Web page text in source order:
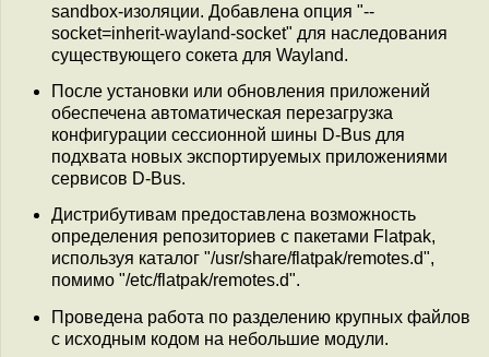
sandbox-изоляции. Добавлена опция "--
socket=inherit-wayland-socket" для наследования
существующего сокета для Wayland.
После установки или обновления приложений
обеспечена автоматическая перезагрузка
конфигурации сессионной шины D-Bus для
подхвата новых экспортируемых приложениями
сервисов D-Bus.
Дистрибутивам предоставлена возможность
определения репозиториев с пакетами Flatpak,
используя каталог "/usr/share/flatpak/remotes.d",
помимо "/etc/flatpak/remotes.d".
Проведена работа по разделению крупных файлов
с исходным кодом на небольшие модули.